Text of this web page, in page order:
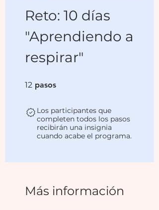
Reto: 10 días
"Aprendiendo a
respirar"
12 pasos
Los participantes que
completen todos los pasos
recibirán una insignia
cuando acabe el programa.
Más información